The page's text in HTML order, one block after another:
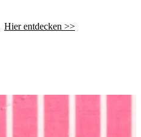
Hier entdecken >>